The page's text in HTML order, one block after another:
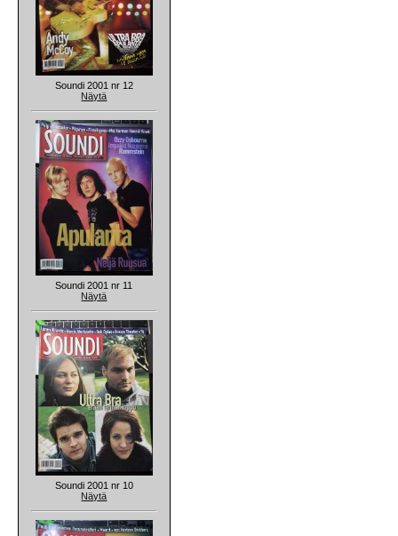
Soundi 2001 nr 12
Näytä
Soundi 2001 nr 11
Näytä
Soundi 2001 nr 10
Näytä